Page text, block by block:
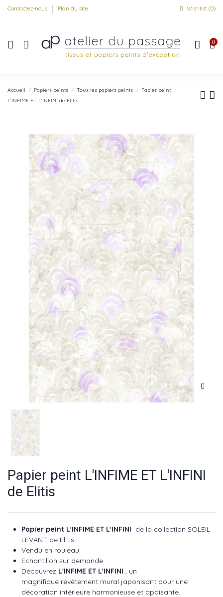
Contactez-nous Plan du site Wishlist (0)
0
Accueil Papiers peints Tous les papiers peints
Papier peint
L'INFIME ET L'INFINI de Elitis
Papier peint L'INFIME ET L'INFINI
de Elitis
Papier peint L'INFIME ET L'INFINI de la collection SOLEIL
LEVANT de Elitis.
Vendu en rouleau.
Echantillon sur demande.
Découvrez L'INFIME ET L'INFINI
, un
magnifique revêtement mural japonisant pour une
décoration intérieure harmonieuse et apaisante.